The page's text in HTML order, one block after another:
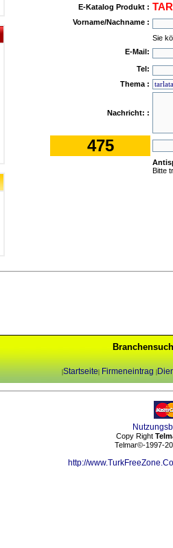
E-Katalog Produkt :
Vorname/Nachname :
Sie
E-Mail:
Tel:
Thema :
Nachricht: :
475
Bitte
|Startseite| Firmeneintrag |
Copy Right
Telmar©-1997-
http://